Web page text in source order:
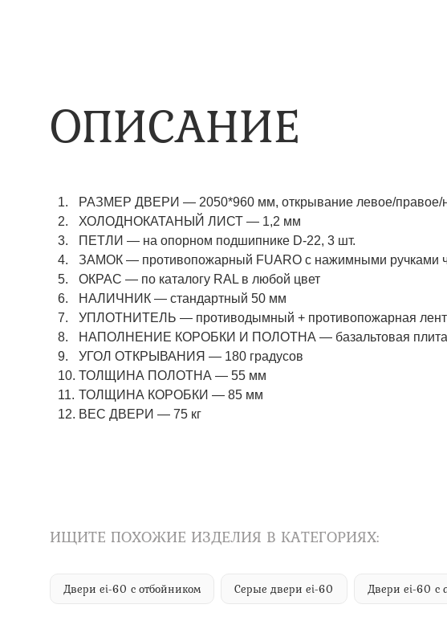
ОПИСАНИЕ
РАЗМЕР ДВЕРИ — 2050*960 мм, открывание левое/правое/
ХОЛОДНОКАТАНЫЙ ЛИСТ — 1,2 мм
ПЕТЛИ — на опорном подшипнике D-22, 3 шт.
ЗАМОК — противопожарный FUARO с нажимными ручками
ОКРАС — по каталогу RAL в любой цвет​​​​​​​
НАЛИЧНИК — стандартный 50 мм
УПЛОТНИТЕЛЬ — противодымный + противопожарная
НАПОЛНЕНИЕ КОРОБКИ И ПОЛОТНА — базальтовая
УГОЛ ОТКРЫВАНИЯ — 180 градусов
ТОЛЩИНА ПОЛОТНА — 55 мм
ТОЛЩИНА КОРОБКИ — 85 мм
ВЕС ДВЕРИ — 75 кг
ИЩИТЕ ПОХОЖИЕ ИЗДЕЛИЯ В КАТЕГОРИЯХ:
Двери ei-60 с отбойником Серые двери ei-60 Двери ei-60 с